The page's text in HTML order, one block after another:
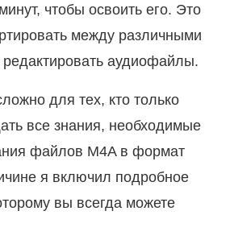
чтобы освоить его. Это
между различными
аудиофайлы.
для тех, кто только
все знания, необходимые
файлов M4A в формат
я включил подробное
вы всегда можете